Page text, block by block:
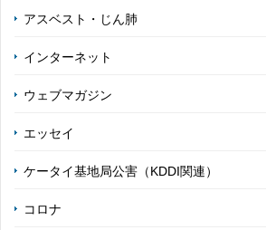
アスベスト・じん肺
インターネット
ウェブマガジン
エッセイ
ケータイ基地局公害（KDDI関連）
コロナ